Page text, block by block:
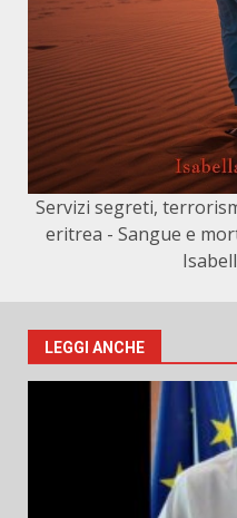
Servizi segreti,
eritrea - Sangue e
LEGGI ANCHE